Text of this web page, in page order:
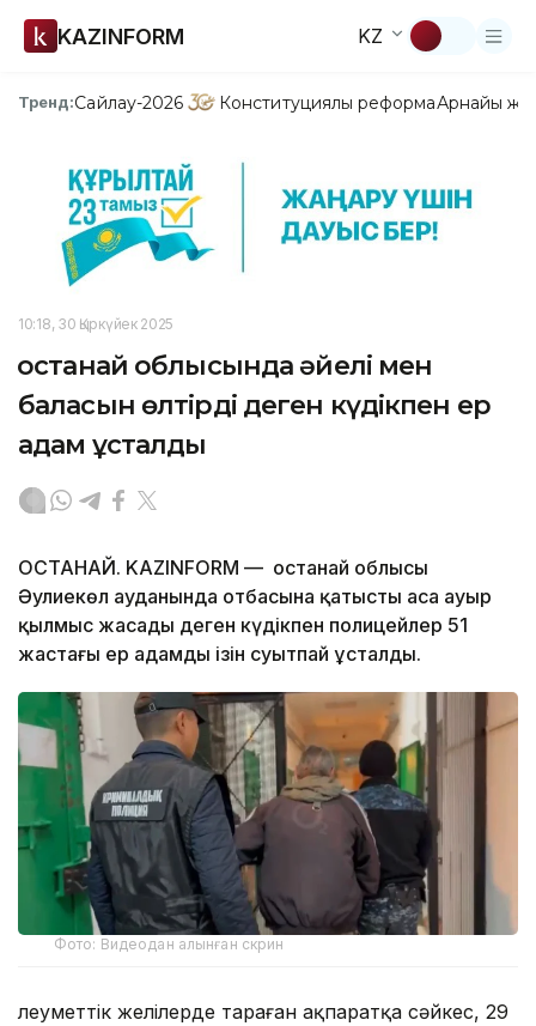
KAZINFORM KZ
Тренд:Сайлау-2026 Конституциялық реформаАрнайы
10:18, 30 Қыркүйек 2025
Қостанай облысында әйелі мен
баласын өлтірді деген күдікпен ер
адам ұсталды
ҚОСТАНАЙ. KAZINFORM — Қостанай облысы
Әулиекөл ауданында отбасына қатысты аса ауыр
қылмыс жасады деген күдікпен полицейлер 51
жастағы ер адамды ізін суытпай ұсталды.
Фото: Видеодан алынған скрин
Әлеуметтік желілерде тараған ақпаратқа сәйкес, 29